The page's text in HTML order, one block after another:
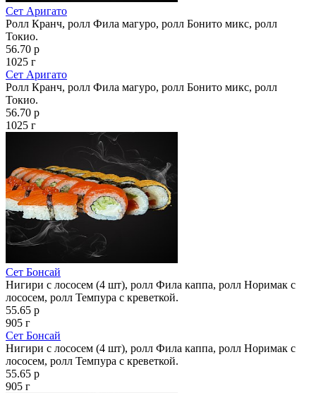
Сет Аригато
Ролл Кранч, ролл Фила магуро, ролл Бонито микс, ролл
Токио.
56.70 р
1025 г
Сет Аригато
Ролл Кранч, ролл Фила магуро, ролл Бонито микс, ролл
Токио.
56.70 р
1025 г
Сет Бонсай
Нигири с лососем (4 шт), ролл Фила каппа, ролл Норимак с
лососем, ролл Темпура с креветкой.
55.65 р
905 г
Сет Бонсай
Нигири с лососем (4 шт), ролл Фила каппа, ролл Норимак с
лососем, ролл Темпура с креветкой.
55.65 р
905 г